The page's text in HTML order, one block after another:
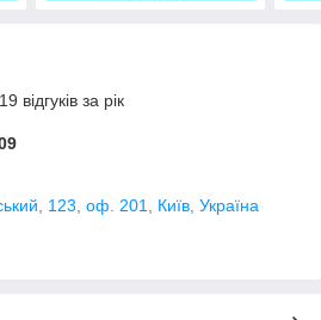
відгуків за рік
123, оф. 201, Київ, Україна